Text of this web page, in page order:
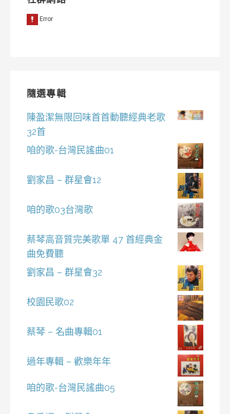
隨選專輯
陳盈潔無限回味首首動聽經典老歌
32首
咱的歌-台灣民謠曲01
劉家昌 – 群星會12
咱的歌03台灣歌
蔡琴高音質完美歌單 47 首經典金
曲免費聽
劉家昌 – 群星會32
校園民歌02
蔡琴 – 名曲專輯01
過年專輯 – 歡樂年年
咱的歌-台灣民謠曲05